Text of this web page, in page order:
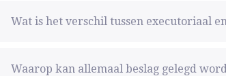
Wat is het verschil tussen executoriaal
Waarop kan allemaal beslag gelegd